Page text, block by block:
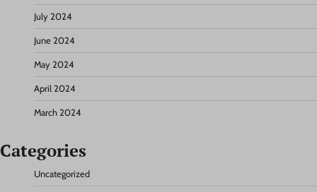
July 2024
June 2024
May 2024
April 2024
March 2024
Categories
Uncategorized